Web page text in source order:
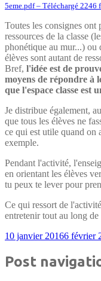
5eme.pdf – Téléchargé 2246
Toutes les consignes
ressources de la classe
phonétique au mur...) ou
élèves sont autant de
Bref, l'idée est de
moyens de répondre à
que l'espace classe est
Je distribue également,
que tous les élèves ne
ce qui est utile quand on
exemple.
Pendant l'activité,
en orientant les élèves
tu peux te lever pour
Ce qui ressort de
entretenir tout au long
10 janvier 20166 février
Post